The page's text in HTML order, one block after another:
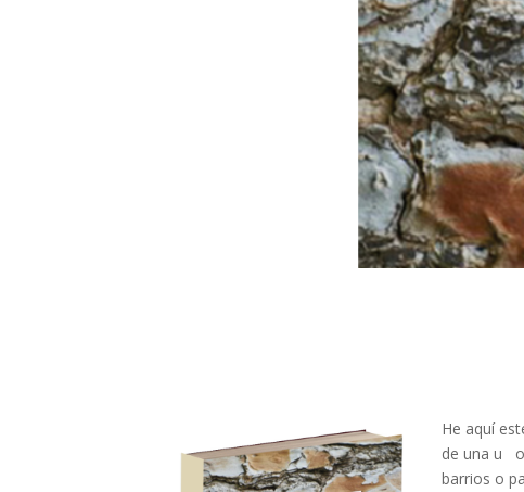
He aquí
de una u
barrios o